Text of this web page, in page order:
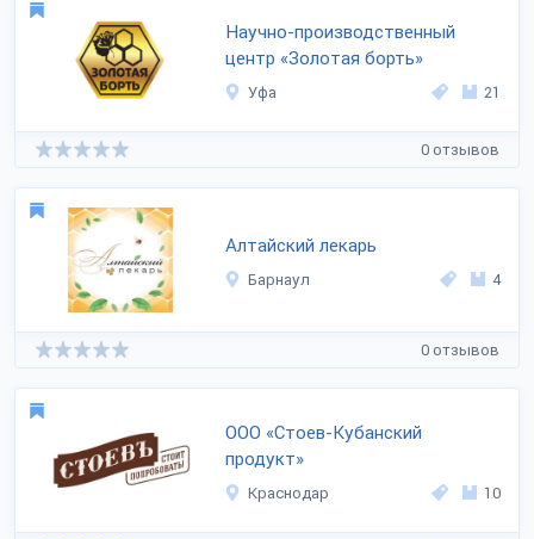
Научно-производственный
центр «Золотая борть»
Уфа 21
0 отзывов
Алтайский лекарь
Барнаул 4
0 отзывов
ООО «Стоев-Кубанский
продукт»
Краснодар 10